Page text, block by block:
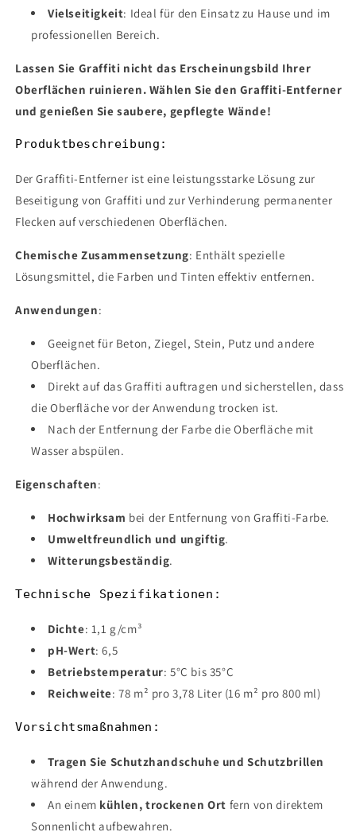
Vielseitigkeit: Ideal für den Einsatz zu Hause und im
professionellen Bereich.
Lassen Sie Graffiti nicht das Erscheinungsbild Ihrer
Oberflächen ruinieren. Wählen Sie den Graffiti-Entferner
und genießen Sie saubere, gepflegte Wände!
Produktbeschreibung:
Der Graffiti-Entferner ist eine leistungsstarke Lösung zur
Beseitigung von Graffiti und zur Verhinderung permanenter
Flecken auf verschiedenen Oberflächen.
Chemische Zusammensetzung: Enthält spezielle
Lösungsmittel, die Farben und Tinten effektiv entfernen.
Anwendungen:
Geeignet für Beton, Ziegel, Stein, Putz und andere
Oberflächen.
Direkt auf das Graffiti auftragen und sicherstellen, dass
die Oberfläche vor der Anwendung trocken ist.
Nach der Entfernung der Farbe die Oberfläche mit
Wasser abspülen.
Eigenschaften:
Hochwirksam bei der Entfernung von Graffiti-Farbe.
Umweltfreundlich und ungiftig.
Witterungsbeständig.
Technische Spezifikationen:
Dichte: 1,1 g/cm³
pH-Wert: 6,5
Betriebstemperatur: 5°C bis 35°C
Reichweite: 78 m² pro 3,78 Liter (16 m² pro 800 ml)
Vorsichtsmaßnahmen:
Tragen Sie Schutzhandschuhe und Schutzbrillen
während der Anwendung.
An einem kühlen, trockenen Ort fern von direktem
Sonnenlicht aufbewahren.